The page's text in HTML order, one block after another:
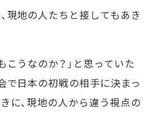
現地の人たちと接してもあき
うなのか？」と思っていた
で日本の初戦の相手に決まっ
に、現地の人から違う視点の